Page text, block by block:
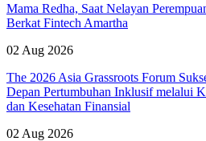
Mama Redha, Saat Nelayan
Berkat Fintech Amartha
02 Aug 2026
The 2026 Asia Grassroots Forum
Depan Pertumbuhan Inklusif melalui
dan Kesehatan Finansial
02 Aug 2026